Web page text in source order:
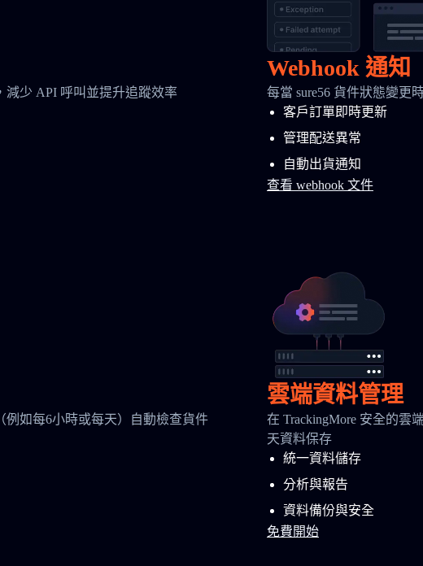
少 API 呼叫並提升追蹤效率
Webhook 通知
每當 sure56 貨件狀態變更
客戶訂單即時更新
管理配送異常
自動出貨通知
查看 webhook 文件
如每6小時或每天）自動檢查貨件
雲端資料管理
在 TrackingMore 安全的雲
天資料保存
統一資料儲存
分析與報告
資料備份與安全
免費開始